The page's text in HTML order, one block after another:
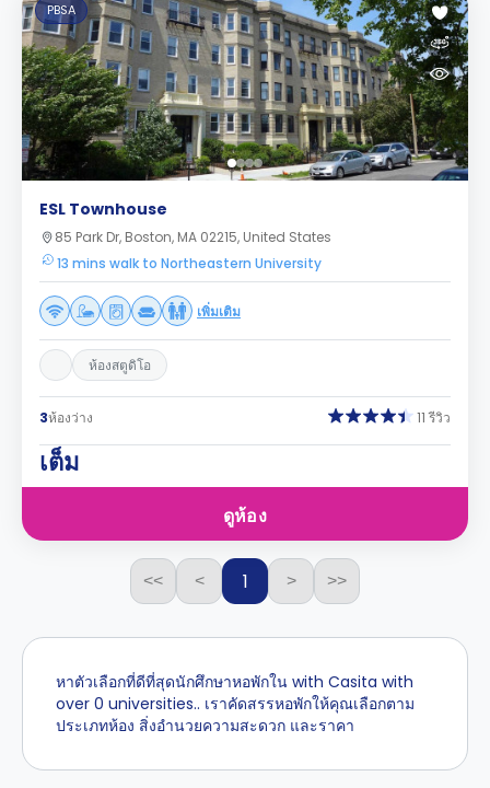
PBSA
ESL Townhouse
85 Park Dr, Boston, MA 02215, United States
13 mins walk to Northeastern University
เพิ่มเติม
ห้องสตูดิโอ
3ห้องว่าง 11 รีวิว
เต็ม
ดูห้อง
<< < 1 > >>
หาตัวเลือกที่ดีที่สุดนักศึกษาหอพักใน with Casita with
over 0 universities.. เราคัดสรรหอพักให้คุณเลือกตาม
ประเภทห้อง สิ่งอำนวยความสะดวก และราคา